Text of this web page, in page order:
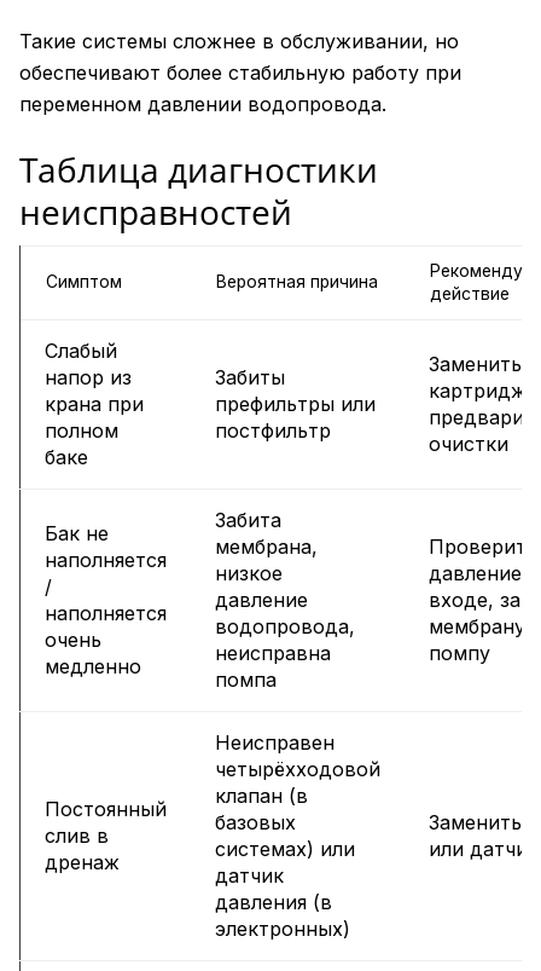
Такие системы сложнее в обслуживании, но
обеспечивают более стабильную работу при
переменном давлении водопровода.
Таблица диагностики
неисправностей
Симптом Вероятная причина
действие
Слабый
напор из
крана при
полном
баке
Забиты
префильтры или
постфильтр
Заменить
картриджи
очистки
Бак не
наполняется
/
наполняется
очень
медленно
Забита
мембрана,
низкое
давление
водопровода,
неисправна
помпа
Проверить
давление
входе,
мембрану
помпу
Постоянный
слив в
дренаж
Неисправен
четырёхходовой
клапан (в
базовых
системах) или
датчик
давления (в
электронных)
Заменить
или датчик